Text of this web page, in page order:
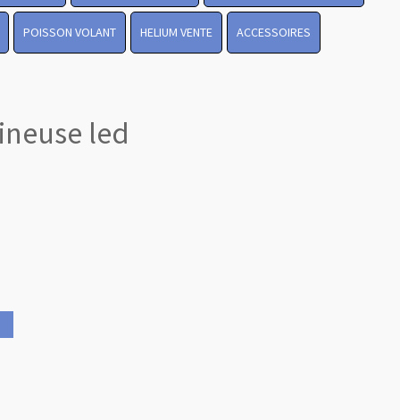
POISSON VOLANT HELIUM VENTE ACCESSOIRES
led